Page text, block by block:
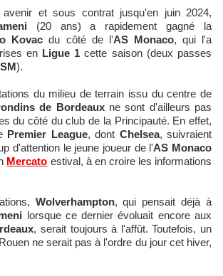
avenir et sous contrat jusqu'en juin 2024,
(20 ans) a rapidement gagné la
Kovac du côté de l'AS Monaco, qui l'a
en Ligue 1 cette saison (deux passes
).
du milieu de terrain issu du centre de
de Bordeauxne sont d'ailleurs pas
du côté du club de la Principauté. En effet,
Premier League, dont Chelsea, suivraient
d'attention le jeune joueur de l'AS Monaco
Mercato estival, à en croire les informations
Wolverhampton, qui pensait déjà à
lorsque ce dernier évoluait encore aux
, serait toujours à l'affût. Toutefois, un
ne serait pas à l'ordre du jour cet hiver,